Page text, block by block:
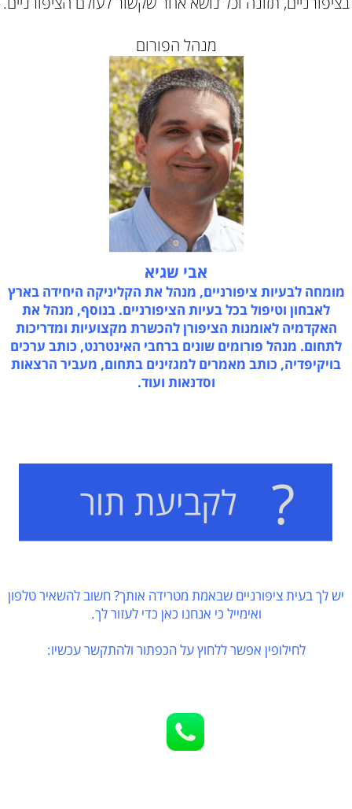
מנהל הפורום
אבי שגיא
מומחה לבעיות ציפורניים, מנהל את הקליניקה היחידה בארץ
לאבחון וטיפול בכל בעיות הציפורניים. בנוסף, מנהל את
האקדמיה לאומנות הציפורן להכשרת מקצועיות ומדריכות
לתחום. מנהל פורומים שונים ברחבי האינטרנט, כותב ערכים
בויקיפדיה, כותב מאמרים למגזינים בתחום, מעביר הרצאות
וסדנאות ועוד.
יש לך בעית ציפורניים שבאמת מטרידה אותך? חשוב להשאיר טלפון
ואימייל כי אנחנו כאן כדי לעזור לך.
לחילופין אפשר ללחוץ על הכפתור ולהתקשר עכשיו: